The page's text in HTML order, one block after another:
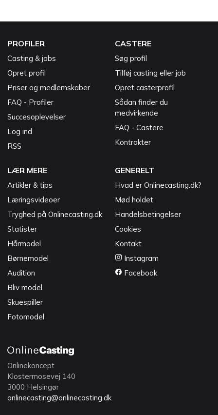
PROFILER
Casting & jobs
Opret profil
Priser og medlemskaber
FAQ - Profiler
Succesoplevelser
Log ind
RSS
CASTERE
Søg profil
Tilføj casting eller job
Opret casterprofil
Sådan finder du
medvirkende
FAQ - Castere
Kontrakter
LÆR MERE
Artikler & tips
Læringsvideoer
Tryghed på Onlinecasting.dk
Statister
Hårmodel
Børnemodel
Audition
Bliv model
Skuespiller
Fotomodel
GENERELT
Hvad er Onlinecasting.dk?
Mød holdet
Handelsbetingelser
Cookies
Kontakt
Instagram
Facebook
Onlinekoncept
Klostermosevej 140
3000 Helsingør
onlinecasting@onlinecasting.dk